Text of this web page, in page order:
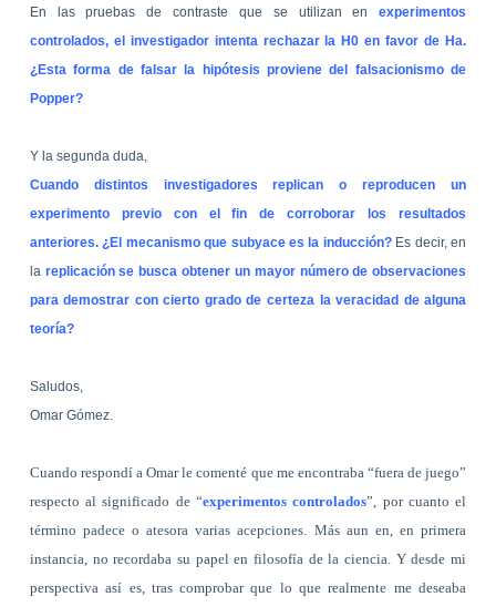
En las pruebas de contraste que se utilizan enexperimentos
controlados, el investigador intenta rechazar la H0 en favor de Ha.
¿Esta forma de falsar la hipótesis proviene del falsacionismo de
Popper?
Y la segunda duda,
Cuando distintos investigadores replican o reproducen un
experimento previo con el fin de corroborar los resultados
anteriores. ¿El mecanismo que subyace es la inducción?Es decir, en
la replicación se busca obtener un mayor número de observaciones
para demostrar con cierto grado de certeza la veracidad de alguna
teoría?
Saludos,
Omar Gómez.
Cuando respondí a Omar le comenté que me encontraba “fuera de juego”
respecto al significado de “experimentos controlados”, por cuanto el
término padece o atesora varias acepciones. Más aun en, en primera
instancia, no recordaba su papel en filosofía de la ciencia. Y desde mi
perspectiva así es, tras comprobar que lo que realmente me deseaba